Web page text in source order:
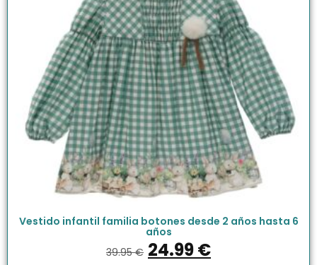
Vestido infantil familia botones desde 2 años hasta 6
años
39.95€ 24.99€